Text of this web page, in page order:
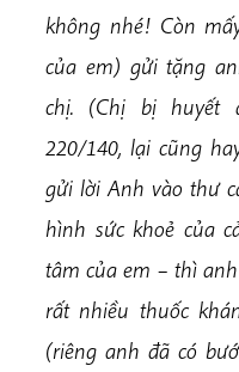
không nhé! Còn
của em) gửi tặng
chị. (Chị bị huyết
220/140, lại cũng
gửi lời Anh vào thư
hình sức khoẻ của
tâm của em – thì
rất nhiều thuốc
(riêng anh đã có